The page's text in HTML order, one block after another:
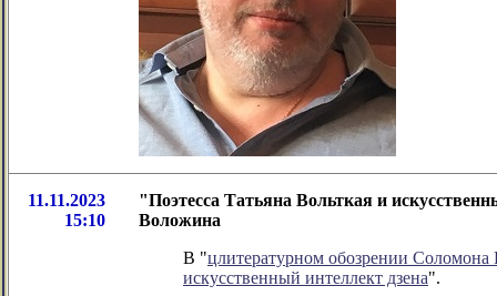
11.11.2023
15:10
"Поэтесса Татьяна Вольткая и
Воложина
В "цлитературном обозрении
искусственный интеллект дзена".